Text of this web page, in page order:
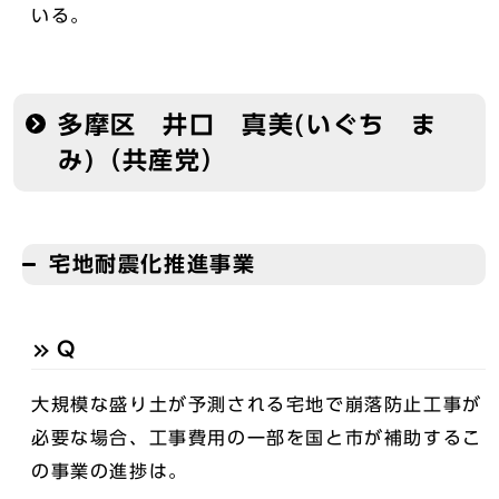
いる。
多摩区 井口 真美(いぐち ま
み)（共産党）
宅地耐震化推進事業
Q
大規模な盛り土が予測される宅地で崩落防止工事が
必要な場合、工事費用の一部を国と市が補助するこ
の事業の進捗は。